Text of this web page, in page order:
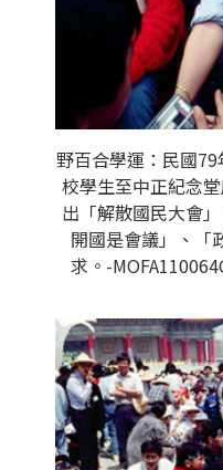
野百合學運：民國
校學生至中正紀念
出「解散國民大會
開國是會議」、「
求。-